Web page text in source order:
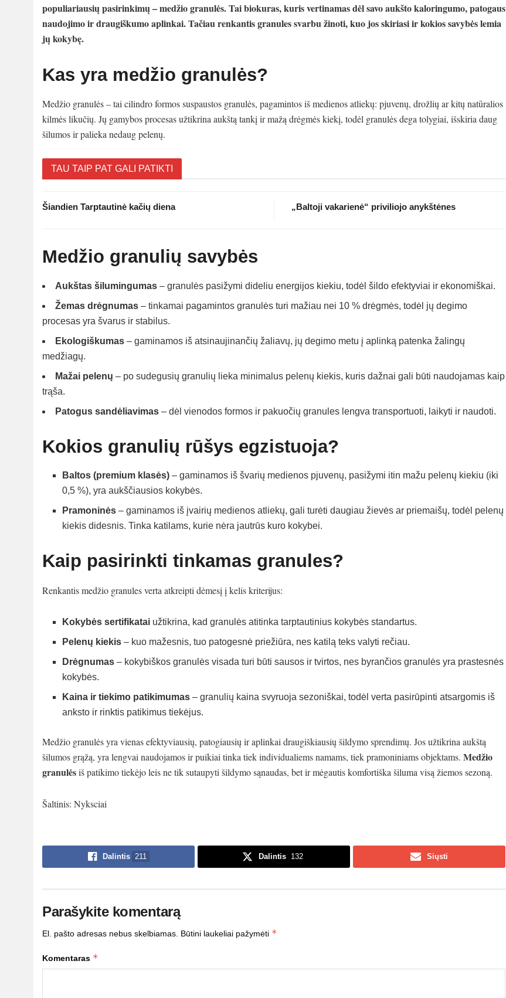
populiariausių pasirinkimų – medžio granulės. Tai biokuras, kuris vertinamas dėl savo aukšto kaloringumo, patogaus
naudojimo ir draugiškumo aplinkai. Tačiau renkantis granules svarbu žinoti, kuo jos skiriasi ir kokios savybės lemia
jų kokybę.
Kas yra medžio granulės?
Medžio granulės – tai cilindro formos suspaustos granulės, pagamintos iš medienos atliekų: pjuvenų, drožlių ar kitų natūralios
kilmės likučių. Jų gamybos procesas užtikrina aukštą tankį ir mažą drėgmės kiekį, todėl granulės dega tolygiai, išskiria daug
šilumos ir palieka nedaug pelenų.
TAU TAIP PAT GALI PATIKTI
Šiandien Tarptautinė kačių diena „Baltoji vakarienė“ priviliojo anykštėnes
Medžio granulių savybės
Aukštas šilumingumas – granulės pasižymi dideliu energijos kiekiu, todėl šildo efektyviai ir ekonomiškai.
Žemas drėgnumas – tinkamai pagamintos granulės turi mažiau nei 10 % drėgmės, todėl jų degimo
procesas yra švarus ir stabilus.
Ekologiškumas – gaminamos iš atsinaujinančių žaliavų, jų degimo metu į aplinką patenka žalingų
medžiagų.
Mažai pelenų – po sudegusių granulių lieka minimalus pelenų kiekis, kuris dažnai gali būti naudojamas kaip
trąša.
Patogus sandėliavimas – dėl vienodos formos ir pakuočių granules lengva transportuoti, laikyti ir naudoti.
Kokios granulių rūšys egzistuoja?
Baltos (premium klasės) – gaminamos iš švarių medienos pjuvenų, pasižymi itin mažu pelenų kiekiu (iki
0,5 %), yra aukščiausios kokybės.
Pramoninės – gaminamos iš įvairių medienos atliekų, gali turėti daugiau žievės ar priemaišų, todėl pelenų
kiekis didesnis. Tinka katilams, kurie nėra jautrūs kuro kokybei.
Kaip pasirinkti tinkamas granules?
Renkantis medžio granules verta atkreipti dėmesį į kelis kriterijus:
Kokybės sertifikatai užtikrina, kad granulės atitinka tarptautinius kokybės standartus.
Pelenų kiekis – kuo mažesnis, tuo patogesnė priežiūra, nes katilą teks valyti rečiau.
Drėgnumas – kokybiškos granulės visada turi būti sausos ir tvirtos, nes byrančios granulės yra prastesnės
kokybės.
Kaina ir tiekimo patikimumas – granulių kaina svyruoja sezoniškai, todėl verta pasirūpinti atsargomis iš
anksto ir rinktis patikimus tiekėjus.
Medžio granulės yra vienas efektyviausių, patogiausių ir aplinkai draugiškiausių šildymo sprendimų. Jos užtikrina aukštą
šilumos grąžą, yra lengvai naudojamos ir puikiai tinka tiek individualiems namams, tiek pramoniniams objektams. Medžio
granulėsiš patikimo tiekėjo leis ne tik sutaupyti šildymo sąnaudas, bet ir mėgautis komfortiška šiluma visą žiemos sezoną.
Šaltinis: Nyksciai
Dalintis 211 Dalintis 132 Siųsti
Parašykite komentarą
El. pašto adresas nebus skelbiamas. Būtini laukeliai pažymėti *
Komentaras *